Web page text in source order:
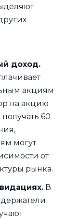
доход.
акциям
на акцию
60
могут
от
рынка.
В